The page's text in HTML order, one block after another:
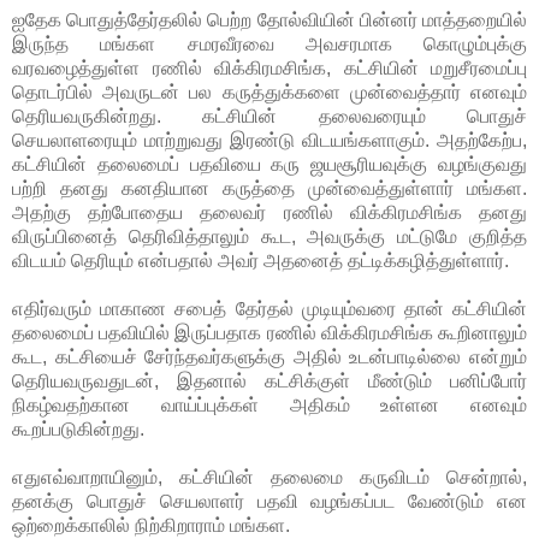
ஐதேக பொதுத்தேர்தலில் பெற்ற தோல்வியின் பின்னர் மாத்தறையில்
இருந்த மங்கள சமரவீரவை அவசரமாக கொழும்புக்கு
வரவழைத்துள்ள ரணில் விக்கிரமசிங்க, கட்சியின் மறுசீரமைப்பு
தொடர்பில் அவருடன் பல கருத்துக்களை முன்வைத்தார் எனவும்
தெரியவருகின்றது. கட்சியின் தலைவரையும் பொதுச்
செயலாளரையும் மாற்றுவது இரண்டு விடயங்களாகும். அதற்கேற்ப,
கட்சியின் தலைமைப் பதவியை கரு ஜயசூரியவுக்கு வழங்குவது
பற்றி தனது கனதியான கருத்தை முன்வைத்துள்ளார் மங்கள.
அதற்கு தற்போதைய தலைவர் ரணில் விக்கிரமசிங்க தனது
விருப்பினைத் தெரிவித்தாலும் கூட, அவருக்கு மட்டுமே குறித்த
விடயம் தெரியும் என்பதால் அவர் அதனைத் தட்டிக்கழித்துள்ளார்.
எதிர்வரும் மாகாண சபைத் தேர்தல் முடியும்வரை தான் கட்சியின்
தலைமைப் பதவியில் இருப்பதாக ரணில் விக்கிரமசிங்க கூறினாலும்
கூட, கட்சியைச் சேர்ந்தவர்களுக்கு அதில் உடன்பாடில்லை என்றும்
தெரியவருவதுடன், இதனால் கட்சிக்குள் மீண்டும் பனிப்போர்
நிகழ்வதற்கான வாய்ப்புக்கள் அதிகம் உள்ளன எனவும்
கூறப்படுகின்றது.
எதுஎவ்வாறாயினும், கட்சியின் தலைமை கருவிடம் சென்றால்,
தனக்கு பொதுச் செயலாளர் பதவி வழங்கப்பட வேண்டும் என
ஒற்றைக்காலில் நிற்கிறாராம் மங்கள.